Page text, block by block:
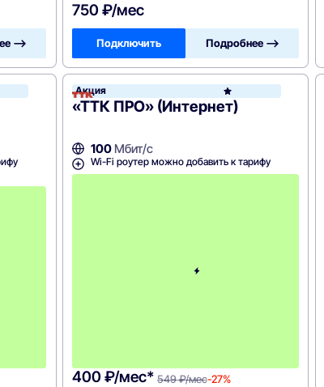
—>
750 ₽/мес
Подключить Подробнее —>
ТТК
Акция
«ТТК ПРО» (Интернет)
100Мбит/с
Wi-Fi роутер можно добавить к тарифу
400 ₽/мес* 549 ₽/мес-27%